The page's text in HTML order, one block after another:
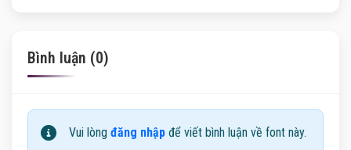
Bình luận (0)
Vui lòng đăng nhập để viết bình luận về font này.